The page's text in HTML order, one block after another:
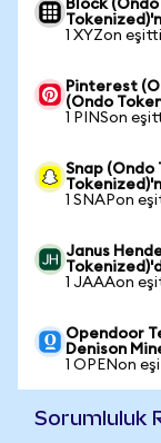
Block
1 XYZon
Pinterest
(Ondo
1 PINSon
Snap (Ondo
1 SNAPon
Janus
1 JAAAon
Opendoor
Denison
1 OPENon
Sorumluluk